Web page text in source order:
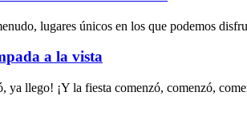
lugares únicos en los que podemos
a la vista
ya llego! ¡Y la fiesta comenzó, comenzó,